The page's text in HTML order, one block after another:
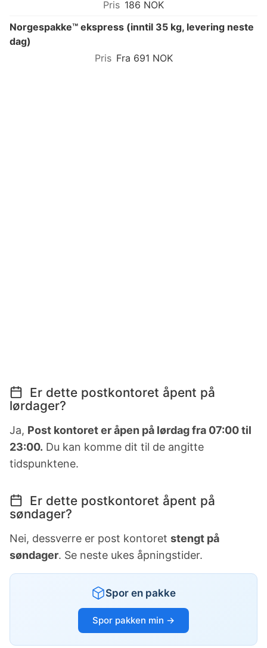
186 NOK
Norgespakke™ ekspress (inntil 35 kg, levering neste
dag)
Fra 691 NOK
Er dette postkontoret åpent på
lørdager?
Ja, Post kontoret er åpen på lørdag fra 07:00 til
23:00. Du kan komme dit til de angitte
tidspunktene.
Er dette postkontoret åpent på
søndager?
Nei, dessverre er post kontoret stengt på
søndager. Se neste ukes åpningstider.
Spor en pakke
Spor pakken min →